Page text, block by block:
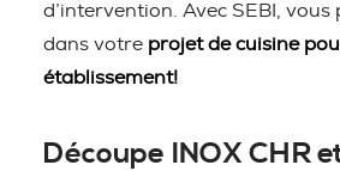
d’intervention. Avec SEBI, vous
dans votre projet de cuisine
établissement!
Découpe INOX CHR